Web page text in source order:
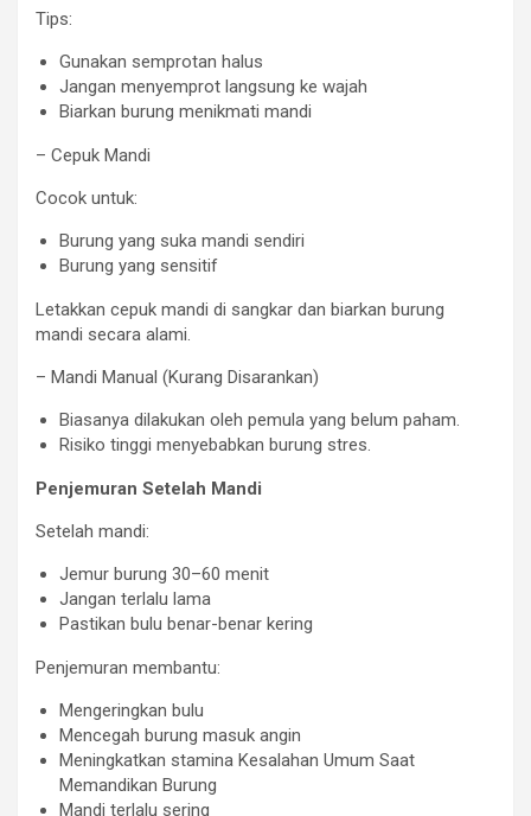
Tips:
Gunakan semprotan halus
Jangan menyemprot langsung ke wajah
Biarkan burung menikmati mandi
– Cepuk Mandi
Cocok untuk:
Burung yang suka mandi sendiri
Burung yang sensitif
Letakkan cepuk mandi di sangkar dan biarkan burung
mandi secara alami.
– Mandi Manual (Kurang Disarankan)
Biasanya dilakukan oleh pemula yang belum paham.
Risiko tinggi menyebabkan burung stres.
Penjemuran Setelah Mandi
Setelah mandi:
Jemur burung 30–60 menit
Jangan terlalu lama
Pastikan bulu benar-benar kering
Penjemuran membantu:
Mengeringkan bulu
Mencegah burung masuk angin
Meningkatkan stamina Kesalahan Umum Saat
Memandikan Burung
Mandi terlalu sering